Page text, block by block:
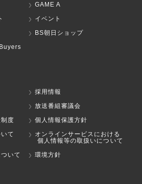
GAME A
イベント
BS朝日ショップ
採用情報
放送番組審議会
度
個人情報保護方針
て
オンラインサービスにおける
個人情報等の取扱いについて
いて
環境方針